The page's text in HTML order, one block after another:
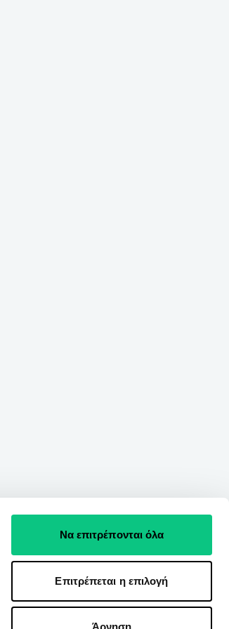
Να επιτρέπονται όλα
Επιτρέπεται η επιλογή
Άρνηση